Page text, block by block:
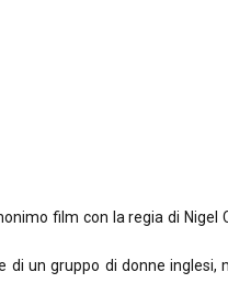
film con la regia di Nigel
un gruppo di donne inglesi,